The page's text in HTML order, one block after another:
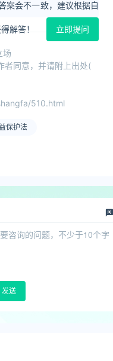
案会不一致，建议根据自
解答！ 立即提问
场
者同意，并请附上出处(
510.html
保护法
发送